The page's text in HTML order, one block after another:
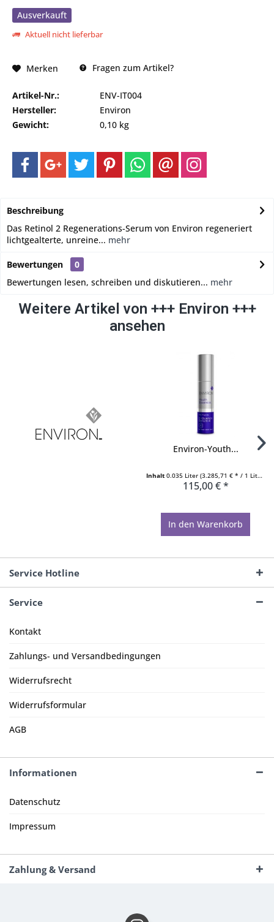
Ausverkauft
Aktuell nicht lieferbar
Merken Fragen zum Artikel?
Artikel-Nr.:
ENV-IT004
Hersteller:
Environ
Gewicht:
0,10 kg
Beschreibung
Das Retinol 2 Regenerations-Serum von Environ regeneriert
lichtgealterte, unreine... mehr
Bewertungen
0
Bewertungen lesen, schreiben und diskutieren... mehr
Weitere Artikel von +++ Environ +++
ansehen
Environ-Youth...
Inhalt 0.035 Liter (3.285,71 € * / 1 Liter)
115,00 € *
In den Warenkorb
Service Hotline
Service
Kontakt
Zahlungs- und Versandbedingungen
Widerrufsrecht
Widerrufsformular
AGB
Informationen
Datenschutz
Impressum
Zahlung & Versand